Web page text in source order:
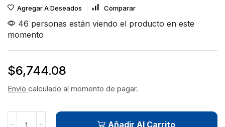
Agregar A Deseados Comparar
46 personas están viendo el producto en este
momento
$6,744.08
Envío calculado al momento de pagar.
Añadir Al Carrito